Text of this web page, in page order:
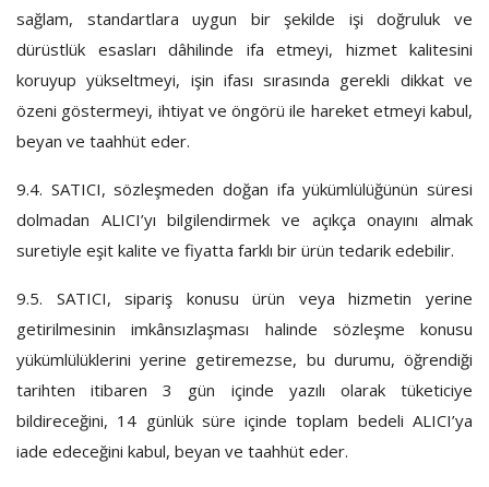
sağlam, standartlara uygun bir şekilde işi doğruluk ve
dürüstlük esasları dâhilinde ifa etmeyi, hizmet kalitesini
koruyup yükseltmeyi, işin ifası sırasında gerekli dikkat ve
özeni göstermeyi, ihtiyat ve öngörü ile hareket etmeyi kabul,
beyan ve taahhüt eder.
9.4. SATICI, sözleşmeden doğan ifa yükümlülüğünün süresi
dolmadan ALICI’yı bilgilendirmek ve açıkça onayını almak
suretiyle eşit kalite ve fiyatta farklı bir ürün tedarik edebilir.
9.5.
SATICI, sipariş konusu ürün veya hizmetin yerine
getirilmesinin imkânsızlaşması halinde sözleşme konusu
yükümlülüklerini yerine getiremezse, bu durumu, öğrendiği
tarihten itibaren 3 gün içinde yazılı olarak tüketiciye
bildireceğini, 14 günlük süre içinde toplam bedeli ALICI’ya
iade edeceğini kabul, beyan ve taahhüt eder.